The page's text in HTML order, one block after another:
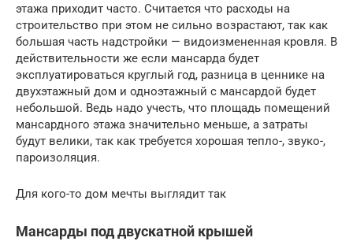
этажа приходит часто. Считается что расходы на
строительство при этом не сильно возрастают, так как
большая часть надстройки — видоизмененная кровля. В
действительности же если мансарда будет
эксплуатироваться круглый год, разница в ценнике на
двухэтажный дом и одноэтажный с мансардой будет
небольшой. Ведь надо учесть, что площадь помещений
мансардного этажа значительно меньше, а затраты
будут велики, так как требуется хорошая тепло-, звуко-,
пароизоляция.
Для кого-то дом мечты выглядит так
Мансарды под двускатной крышей